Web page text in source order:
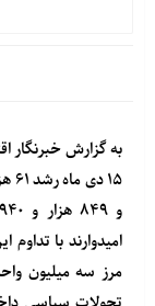
به گزارش خبرنگار
امیدوارند با
مرز سه میلیون واحد